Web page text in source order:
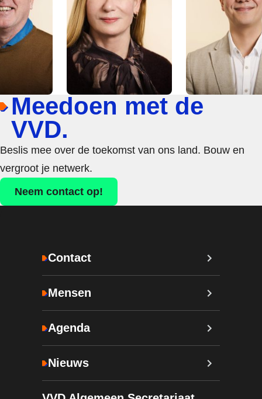
Meedoen met de
VVD.
Beslis mee over de toekomst van ons land. Bouw en
vergroot je netwerk.
Neem contact op!
Contact
Mensen
Agenda
Nieuws